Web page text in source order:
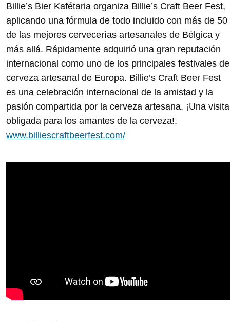
Billie’s Bier Kafétaria organiza Billie’s Craft Beer Fest,
aplicando una fórmula de todo incluido con más de 50
de las mejores cervecerías artesanales de Bélgica y
más allá. Rápidamente adquirió una gran reputación
internacional como uno de los principales festivales de
cerveza artesanal de Europa. Billie’s Craft Beer Fest
es una celebración internacional de la amistad y la
pasión compartida por la cerveza artesana. ¡Una visita
obligada para los amantes de la cerveza!.
www.billiescraftbeerfest.com/